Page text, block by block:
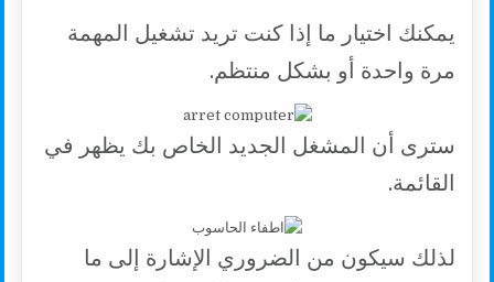
يمكنك اختيار ما إذا كنت تريد تشغيل المهمة
مرة واحدة أو بشكل منتظم.
سترى أن المشغل الجديد الخاص بك يظهر في
القائمة.
لذلك سيكون من الضروري الإشارة إلى ما